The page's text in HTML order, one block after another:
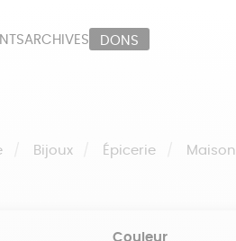
ARCHIVES DONS
Bijoux Épicerie Maison
Couleur